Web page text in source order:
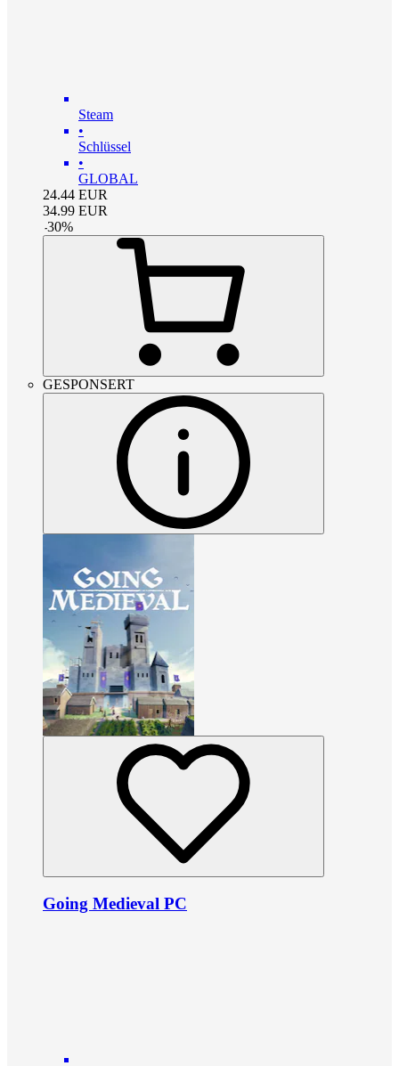
Steam
•
Schlüssel
•
GLOBAL
24.44 EUR
34.99 EUR
-30%
GESPONSERT
Going Medieval PC